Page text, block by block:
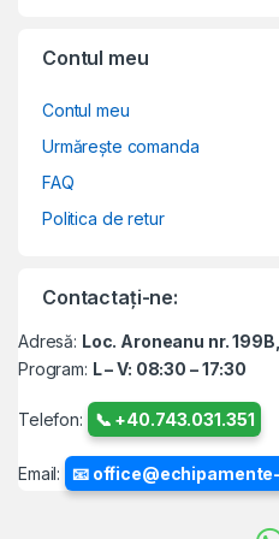
Contul meu
Contul meu
Urmărește comanda
FAQ
Politica de retur
Contactați-ne:
Adresă: Loc. Aroneanu nr.
Program: L – V: 08:30 – 17:30
Telefon: 📞 +40.743.031.351
Email: 📧